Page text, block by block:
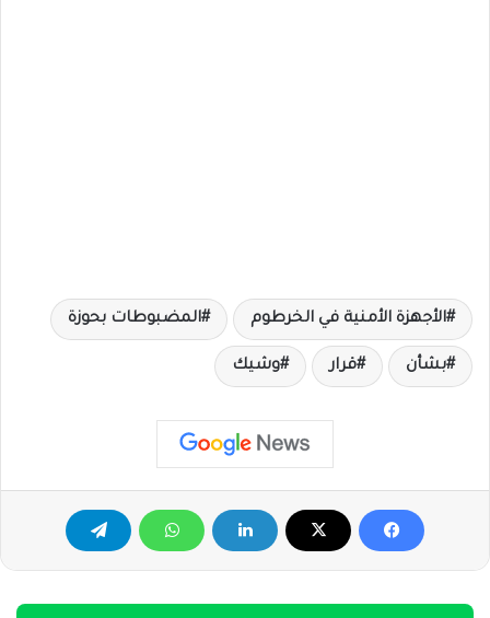
الأجهزة الأمنية في الخرطوم المضبوطات بحوزة
بشأن قرار وشيك